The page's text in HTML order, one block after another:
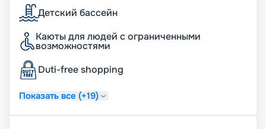
Детский бассейн
Каюты для людей с ограниченными
возможностями
Duti-free shopping
Показать все (+19)